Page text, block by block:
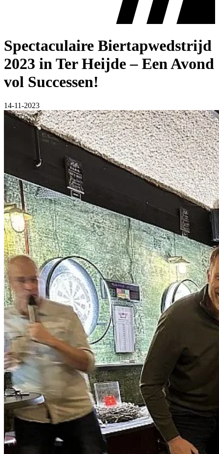
Spectaculaire Biertapwedstrijd
2023 in Ter Heijde – Een Avond
vol Successen!
14-11-2023